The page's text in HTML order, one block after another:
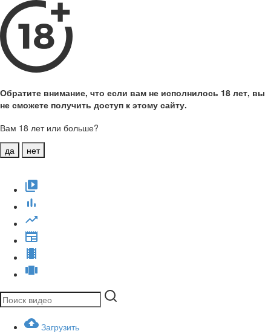
Обратите внимание, что если вам не исполнилось 18 лет, вы
не сможете получить доступ к этому сайту.
Вам 18 лет или больше?
да
нет
Загрузить